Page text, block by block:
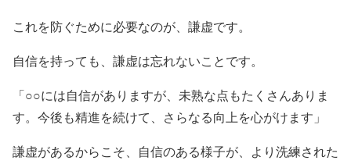
これを防ぐために必要なのが、謙虚です。
自信を持っても、謙虚は忘れないことです。
「○○には自信がありますが、未熟な点もたくさんありま
す。今後も精進を続けて、さらなる向上を心がけます」
謙虚があるからこそ、自信のある様子が、より洗練された